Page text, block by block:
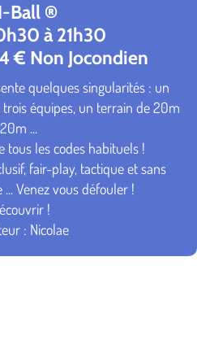
Ball ®
à 21h30
€ Non Jocondien
quelques singularités : un
trois équipes, un terrain de 20m
...
tous les codes habituels !
fair-play, tactique et sans
Venez vous défouler !
!
: Nicolae